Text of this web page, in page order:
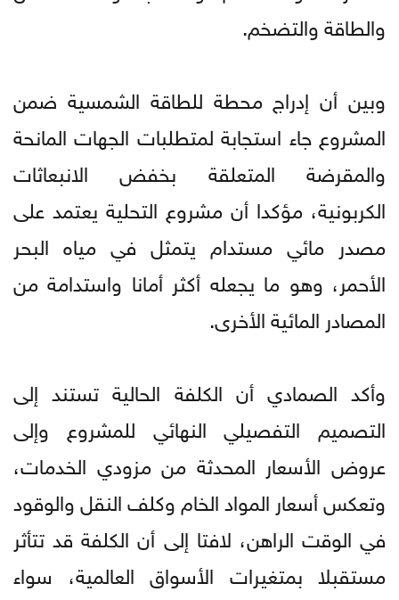
والطاقة والتضخم.
وبين أن إدراج محطة للطاقة الشمسية ضمن
المشروع جاء استجابة لمتطلبات الجهات المانحة
والمقرضة المتعلقة بخفض الانبعاثات
الكربونية، مؤكدا أن مشروع التحلية يعتمد على
مصدر مائي مستدام يتمثل في مياه البحر
الأحمر، وهو ما يجعله أكثر أمانا واستدامة من
المصادر المائية الأخرى.
وأكد الصمادي أن الكلفة الحالية تستند إلى
التصميم التفصيلي النهائي للمشروع وإلى
عروض الأسعار المحدثة من مزودي الخدمات،
وتعكس أسعار المواد الخام وكلف النقل والوقود
في الوقت الراهن، لافتا إلى أن الكلفة قد تتأثر
مستقبلا بمتغيرات الأسواق العالمية، سواء